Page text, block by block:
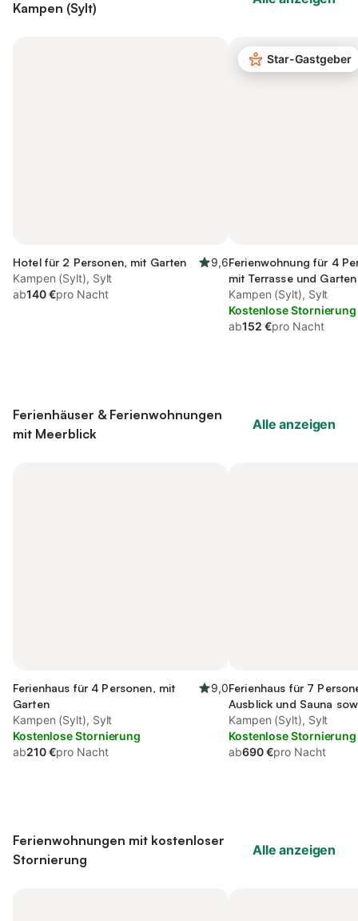
Kampen (Sylt)
Hotel für 2 Personen, mit Garten
9,6
Kampen (Sylt), Sylt
ab140 €pro Nacht
Star-Gastgeber
Ferienwohnung für 4
mit Terrasse und Garten
Kampen (Sylt), Sylt
Kostenlose Stornierung
ab152 €pro Nacht
Ferienhäuser & Ferienwohnungen
mit Meerblick
Alle anzeigen
Ferienhaus für 4 Personen, mit
Garten
9,0
Kampen (Sylt), Sylt
Kostenlose Stornierung
ab210 €pro Nacht
Ferienhaus für 7
Ausblick und Sauna
Terrasse und Garten
Kampen (Sylt), Sylt
Kostenlose Stornierung
ab690 €pro Nacht
Ferienwohnungen mit kostenloser
Stornierung
Alle anzeigen